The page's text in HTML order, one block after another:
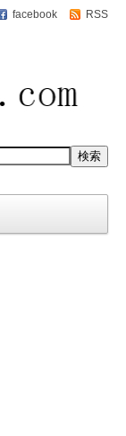
facebook RSS